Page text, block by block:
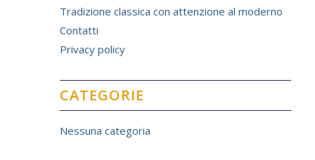
Tradizione classica con attenzione al moderno
Contatti
Privacy policy
CATEGORIE
Nessuna categoria